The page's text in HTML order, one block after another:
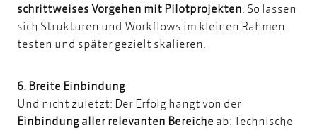
schrittweises Vorgehen mit Pilotprojekten. So lassen
sich Strukturen und Workflows im kleinen Rahmen
testen und später gezielt skalieren.
6. Breite Einbindung
Und nicht zuletzt: Der Erfolg hängt von der
Einbindung aller relevanten Bereiche ab: Technische